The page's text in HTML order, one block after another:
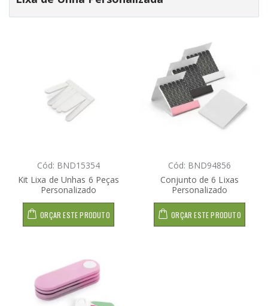
Cód: BND15354
Kit Lixa de Unhas 6 Peças
Personalizado
ORÇAR ESTE PRODUTO
Cód: BND94856
Conjunto de 6 Lixas
Personalizado
ORÇAR ESTE PRODUTO